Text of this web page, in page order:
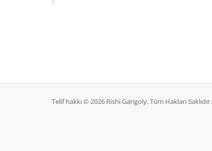
Telif hakkı © 2026 Rishi Gangoly. Tüm Hakları Saklıdır.